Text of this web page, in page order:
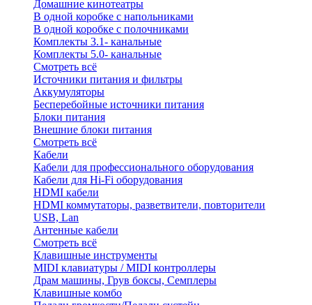
Домашние кинотеатры
В одной коробке с напольниками
В одной коробке с полочниками
Комплекты 3.1- канальные
Комплекты 5.0- канальные
Смотреть всё
Источники питания и фильтры
Аккумуляторы
Бесперебойные источники питания
Блоки питания
Внешние блоки питания
Смотреть всё
Кабели
Кабели для профессионального оборудования
Кабели для Hi-Fi оборудования
HDMI кабели
HDMI коммутаторы, разветвители, повторители
USB, Lan
Антенные кабели
Смотреть всё
Клавишные инструменты
MIDI клавиатуры / MIDI контроллеры
Драм машины, Грув боксы, Семплеры
Клавишные комбо